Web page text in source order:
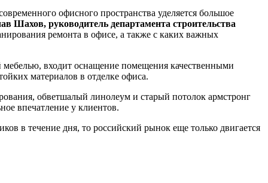
офисного пространства уделяется большое
Шахов, руководитель департамента строительства
ремонта в офисе, а также с каких важных
входит оснащение помещения качественными
материалов в отделке офиса.
обветшалый линолеум и старый потолок армстронг
впечатление у клиентов.
в течение дня, то российский рынок еще только двигается